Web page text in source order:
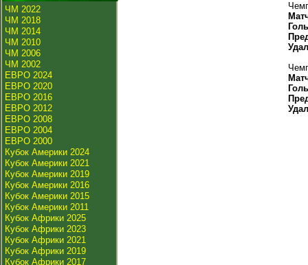
ЧМ 2022
ЧМ 2018
ЧМ 2014
ЧМ 2010
ЧМ 2006
ЧМ 2002
ЕВРО 2024
ЕВРО 2020
ЕВРО 2016
ЕВРО 2012
ЕВРО 2008
ЕВРО 2004
ЕВРО 2000
Кубок Америки 2024
Кубок Америки 2021
Кубок Америки 2019
Кубок Америки 2016
Кубок Америки 2015
Кубок Америки 2011
Кубок Африки 2025
Кубок Африки 2023
Кубок Африки 2021
Кубок Африки 2019
Кубок Африки 2017